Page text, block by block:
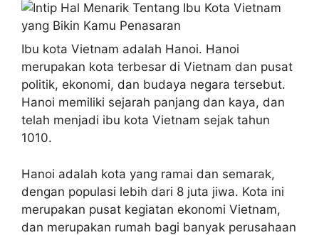
Ibu kota Vietnam adalah Hanoi. Hanoi
merupakan kota terbesar di Vietnam dan pusat
politik, ekonomi, dan budaya negara tersebut.
Hanoi memiliki sejarah panjang dan kaya, dan
telah menjadi ibu kota Vietnam sejak tahun
1010.
Hanoi adalah kota yang ramai dan semarak,
dengan populasi lebih dari 8 juta jiwa. Kota ini
merupakan pusat kegiatan ekonomi Vietnam,
dan merupakan rumah bagi banyak perusahaan